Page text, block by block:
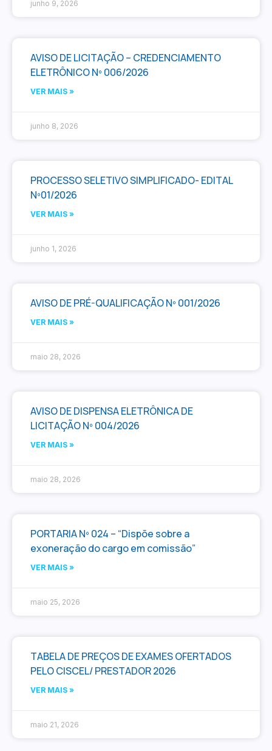
junho 9, 2026
AVISO DE LICITAÇÃO – CREDENCIAMENTO
ELETRÔNICO Nº 006/2026
VER MAIS »
junho 8, 2026
PROCESSO SELETIVO SIMPLIFICADO- EDITAL
Nº01/2026
VER MAIS »
junho 1, 2026
AVISO DE PRÉ-QUALIFICAÇÃO Nº 001/2026
VER MAIS »
maio 28, 2026
AVISO DE DISPENSA ELETRÔNICA DE
LICITAÇÃO Nº 004/2026
VER MAIS »
maio 28, 2026
PORTARIA Nº 024 – “Dispõe sobre a
exoneração do cargo em comissão”
VER MAIS »
maio 25, 2026
TABELA DE PREÇOS DE EXAMES OFERTADOS
PELO CISCEL/ PRESTADOR 2026
VER MAIS »
maio 21, 2026